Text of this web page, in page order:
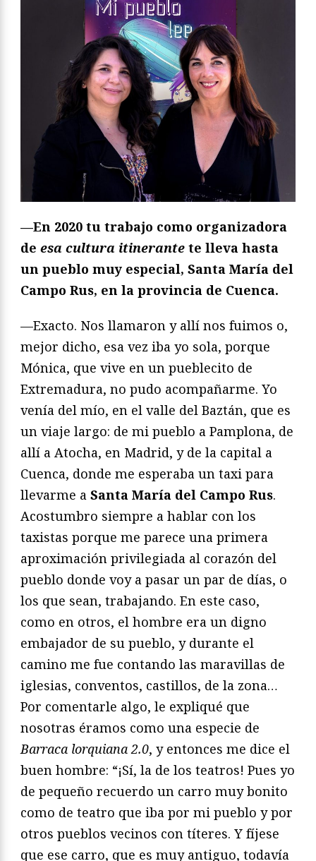
—En 2020 tu trabajo como organizadora
de esa cultura itinerante te lleva hasta
un pueblo muy especial, Santa María del
Campo Rus, en la provincia de Cuenca.
—Exacto. Nos llamaron y allí nos fuimos o,
mejor dicho, esa vez iba yo sola, porque
Mónica, que vive en un pueblecito de
Extremadura, no pudo acompañarme. Yo
venía del mío, en el valle del Baztán, que es
un viaje largo: de mi pueblo a Pamplona, de
allí a Atocha, en Madrid, y de la capital a
Cuenca, donde me esperaba un taxi para
llevarme a Santa María del Campo Rus.
Acostumbro siempre a hablar con los
taxistas porque me parece una primera
aproximación privilegiada al corazón del
pueblo donde voy a pasar un par de días, o
los que sean, trabajando. En este caso,
como en otros, el hombre era un digno
embajador de su pueblo, y durante el
camino me fue contando las maravillas de
iglesias, conventos, castillos, de la zona…
Por comentarle algo, le expliqué que
nosotras éramos como una especie de
Barraca lorquiana 2.0, y entonces me dice el
buen hombre: “¡Sí, la de los teatros! Pues yo
de pequeño recuerdo un carro muy bonito
como de teatro que iba por mi pueblo y por
otros pueblos vecinos con títeres. Y fíjese
que ese carro, que es muy antiguo, todavía